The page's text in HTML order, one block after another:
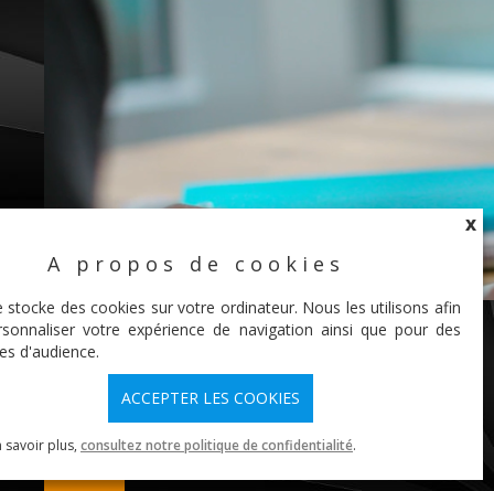
X
A propos de cookies
stocke des cookies sur votre ordinateur. Nous les utilisons afin
votre expérience de navigation ainsi que pour des
d'audience.
ACCEPTER LES COOKIES
savoir plus, consultez notre politique de confidentialité.
A la découverte de Tableau
Prep Builder
blog proposé par Aya MHADHBI, Data Analyst au sein..